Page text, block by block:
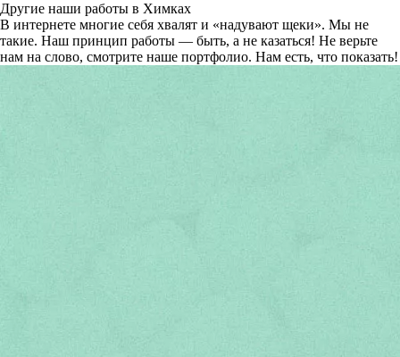
Другие наши работы в Химках
В интернете многие себя хвалят и «надувают щеки». Мы не
такие. Наш принцип работы — быть, а не казаться! Не верьте
нам на слово, смотрите наше портфолио. Нам есть, что показать!